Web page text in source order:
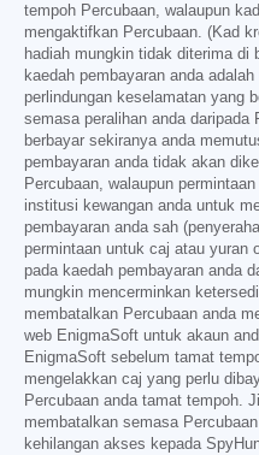
tempoh Percubaan, walaupun
mengaktifkan Percubaan. (Kad
hadiah mungkin tidak diterima di
kaedah pembayaran anda
perlindungan keselamatan yang
semasa peralihan anda daripada
berbayar sekiranya anda
pembayaran anda tidak akan
Percubaan, walaupun
institusi kewangan anda untuk
pembayaran anda sah
permintaan untuk caj atau yuran
pada kaedah pembayaran anda
mungkin mencerminkan
membatalkan Percubaan anda
web EnigmaSoft untuk akaun
EnigmaSoft sebelum tamat
mengelakkan caj yang perlu
Percubaan anda tamat tempoh.
membatalkan semasa
kehilangan akses kepada